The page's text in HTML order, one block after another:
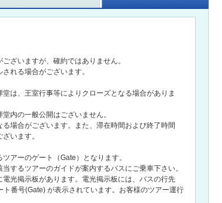
ざいますが、確約ではありません。
れる場合がございます。
は、王室行事等によりクローズとなる場合がありま
内の一般公開はございません。
場合がございます。また、滞在時間および終了時間
います。
アーのゲート（Gate）となります。
するツアーのガイドが案内するバスにご乗車下さい。
光掲示板があります。電光掲示板には、バスの行先
番号(Gate) が表示されています。お客様のツアー運行